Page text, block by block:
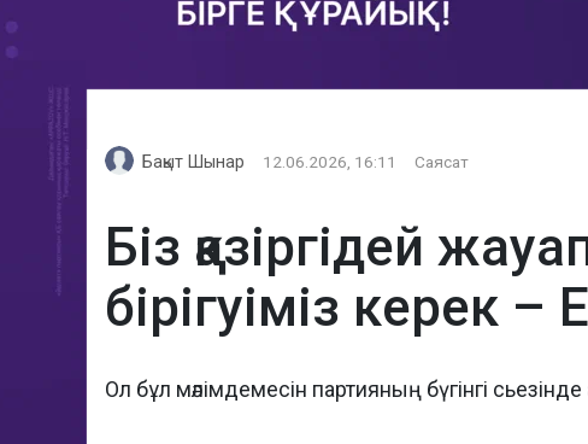
Бақыт Шынар 12.06.2026, 16:11 Саясат
Біз қазіргідей
бірігуіміз керек
Ол бұл мәлімдемесін партияның бүгінгі